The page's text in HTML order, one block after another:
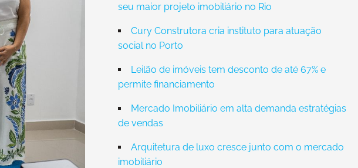
seu maior projeto imobiliário no Rio
Cury Construtora cria instituto para atuação
social no Porto
Leilão de imóveis tem desconto de até 67% e
permite financiamento
Mercado Imobiliário em alta demanda estratégias
de vendas
Arquitetura de luxo cresce junto com o mercado
imobiliário